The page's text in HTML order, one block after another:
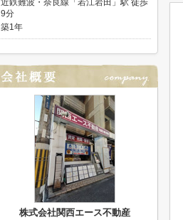
近鉄難波・奈良線「若江岩田」駅 徒歩
9分
築1年
株式会社関西エース不動産